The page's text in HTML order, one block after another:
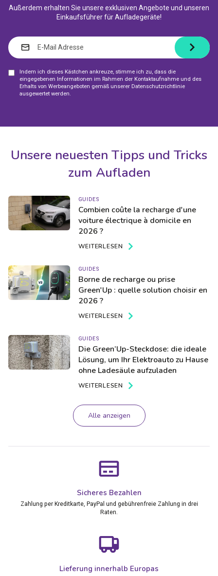
Außerdem erhalten Sie unsere exklusiven Angebote und unseren
Einkaufsführer für Aufladegeräte!
E-
MAIL
ADRESSE
Indem ich dieses Kästchen ankreuze, stimme ich zu, dass die
eingegebenen Informationen im Rahmen der Kontaktaufnahme und des
Erhalts von Werbeangeboten gemäß unserer Datenschutzrichtlinie
ausgewertet werden.
Unsere neuesten Tipps und Tricks
zum Aufladen
GUIDES
Combien coûte la recharge d'une
voiture électrique à domicile en
2026 ?
WEITERLESEN
GUIDES
Borne de recharge ou prise
Green'Up : quelle solution choisir en
2026 ?
WEITERLESEN
GUIDES
Die Green’Up-Steckdose: die ideale
Lösung, um Ihr Elektroauto zu Hause
ohne Ladesäule aufzuladen
WEITERLESEN
Alle anzeigen
Sicheres Bezahlen
Zahlung per Kreditkarte, PayPal und gebührenfreie Zahlung in drei
Raten.
Lieferung innerhalb Europas